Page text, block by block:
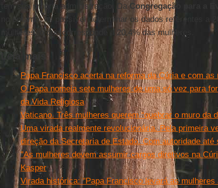
tem sua própria administração. DaCongregação para a
no entanto, foi possível determinar os dados referentes a
mulheres, o que corresponde a 20,4% das mulheres.
Leia mais
Papa Francisco acerta na reforma da Cúria e com as
O Papa nomeia sete mulheres de uma só vez para
da Vida Religiosa
Vaticano. Três mulheres querem “quebrar o muro da
Uma virada realmente revolucionária. Pela primeira
direção da Secretaria de Estado. Com autoridade até
''As mulheres devem assumir cargos diretivos na
Kasper
Virada histórica: ''Papa Francisco levará as mulheres